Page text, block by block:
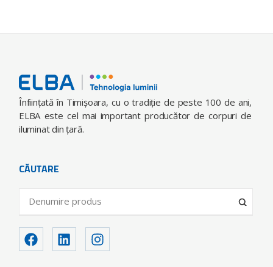
Înfiinţată în Timişoara, cu o tradiţie de peste 100 de ani,
ELBA este cel mai important producător de corpuri de
iluminat din ţară.
CĂUTARE